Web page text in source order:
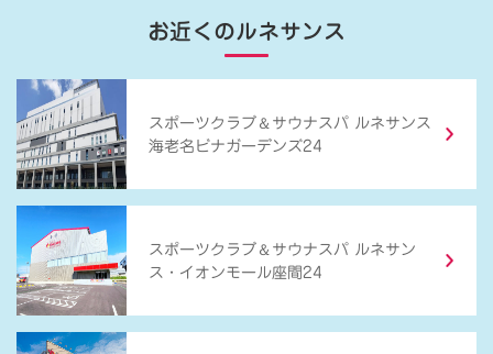
お近くのルネサンス
スポーツクラブ ＆ サウナスパ ルネサンス
海老名ビナガーデンズ24
スポーツクラブ ＆ サウナスパ ルネサン
ス・イオンモール座間24